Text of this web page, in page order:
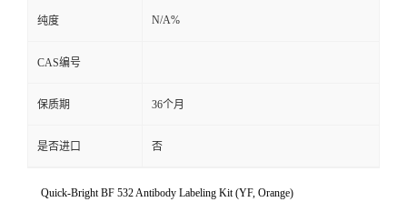
纯度 N/A%
CAS编号
保质期 36个月
是否进口 否
Quick-Bright BF 532 Antibody Labeling Kit (YF, Orange)